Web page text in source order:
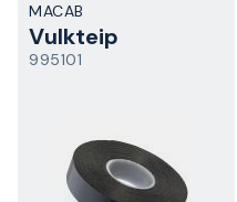
MACAB
Vulkteip
995101